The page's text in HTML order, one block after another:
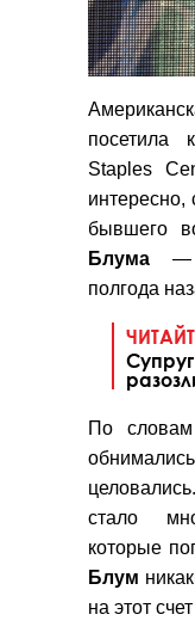
посетила
Staples
интересно,
бывшего
Блума —
полгода
По словам
стало
которые
Блум
на этот